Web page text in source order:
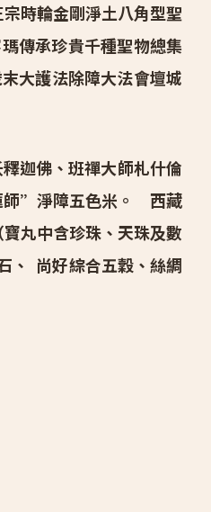
時輪金剛淨土八角型聖
傳承珍貴千種聖物總集
大護法除障大法會壇城
迦佛、班禪大師札什倫
師”淨障五色米。 西藏
丸中含珍珠、天珠及數
、 尚好綜合五穀、絲綢